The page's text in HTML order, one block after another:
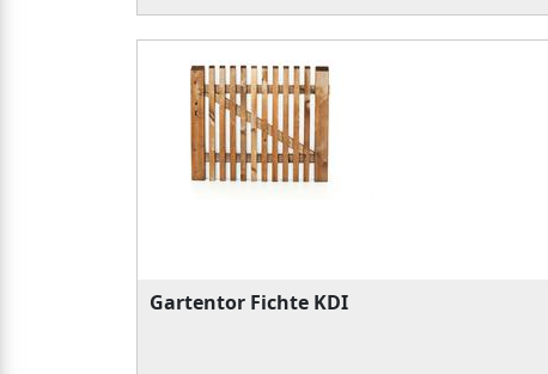
Gartentor Fichte KDI